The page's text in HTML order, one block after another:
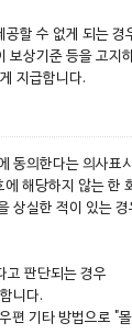
할 수 없게 되는
상기준 등을 고
지급합니다.
동의한다는 의사표
해당하지 않는 한
상실한 적이 있는
고 판단되는 경우
니다.
기타 방법으로 "